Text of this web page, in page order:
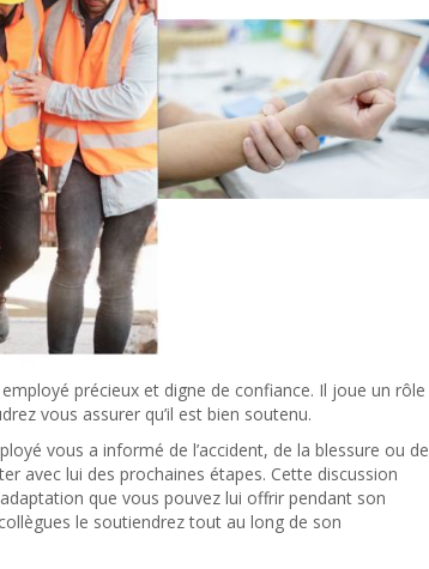
précieux et digne de confiance. Il joue un rôle
vous assurer qu’il est bien soutenu.
vous a informé de l’accident, de la blessure ou de
avec lui des prochaines étapes. Cette discussion
que vous pouvez lui offrir pendant son
le soutiendrez tout au long de son